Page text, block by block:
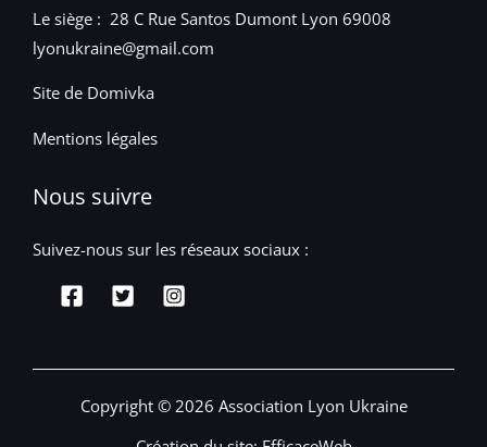
Le siège : 28 C Rue Santos Dumont Lyon 69008
lyonukraine@gmail.com
Site de Domivka
Mentions légales
Nous suivre
Suivez-nous sur les réseaux sociaux :
Copyright © 2026 Association Lyon Ukraine